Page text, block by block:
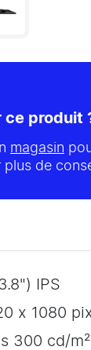
ce produit
magasin
de
IPS
x 1080
300 cd/m²